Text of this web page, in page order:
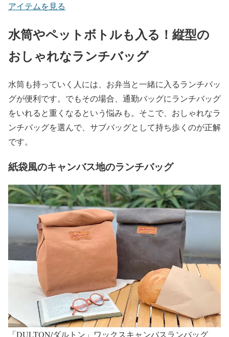
アイテムを見る
水筒やペットボトルも入る！縦型の
おしゃれなランチバッグ
水筒も持っていく人には、お弁当と一緒に入るランチバッ
グが便利です。でもその場合、通勤バッグにランチバッグ
をいれると重くなるという悩みも。そこで、おしゃれなラ
ンチバッグを選んで、サブバッグとして持ち歩くのが正解
です。
紙袋風のキャンバス地のランチバッグ
「DULTON/ダルトン」ワックスキャンバスランバッグ